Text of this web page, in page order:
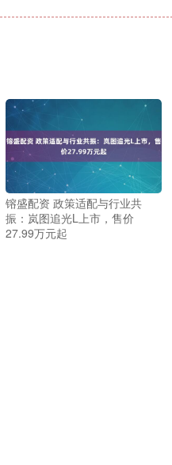
镕盛配资 政策适配与行业共
振：岚图追光L上市，售价
27.99万元起